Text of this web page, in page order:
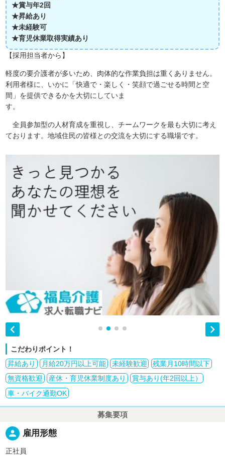
★賞与年2回
★昇給あり
★未経験可
★育児休業取得実績あり
【採用担当者から】
軽度の要介護者が多いため、肉体的な作業負担は重くありません。
利用者様に、いかに「快適で・楽しく・笑顔で過ごせる時間と空
間」を提供できるかを大切にしていま
す。
全員参加型の人材育成を重視し、チームワークを最も大切に考え
ております。地域住民の皆様との交流を大切にする職場です。
 
こだわりポイント！
昇給あり
月給20万円以上可能 未経験歓迎
残業月10時間以下
無資格歓迎
産休・育児休業制度あり
賞与あり(年2回以上）
車・バイク通勤OK
募集要項
person 雇用形態
正社員